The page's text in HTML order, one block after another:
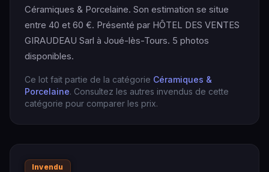
Céramiques & Porcelaine. Son estimation se situe
entre 40 et 60 €. Présenté par HÔTEL DES VENTES
GIRAUDEAU Sarl à Joué-lès-Tours. 5 photos
disponibles.
Ce lot fait partie de la catégorie Céramiques &
Porcelaine. Consultez les autres invendus de cette
catégorie pour comparer les prix.
Invendu